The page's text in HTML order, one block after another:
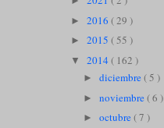
► 2016 ( 29 )
► 2015 ( 55 )
▼ 2014 ( 162 )
► diciembre( 5 )
► noviembre( 6 )
► octubre( 7 )